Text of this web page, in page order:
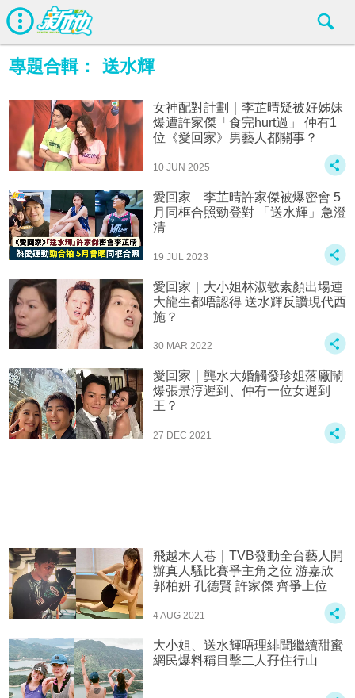
專題合輯： 送水輝
女神配對計劃｜李芷晴疑被好姊妹
爆遭許家傑「食完hurt過」 仲有1
位《愛回家》男藝人都關事？
10 JUN 2025
愛回家︱李芷晴許家傑被爆密會 5
月同框合照勁登對 「送水輝」急澄
清
19 JUL 2023
愛回家｜大小姐林淑敏素顏出場連
大龍生都唔認得 送水輝反讚現代西
施？
30 MAR 2022
愛回家｜龔水大婚觸發珍姐落廠鬧
爆張景淳遲到、仲有一位女遲到
王？
27 DEC 2021
飛越木人巷｜TVB發動全台藝人開
辦真人騷比賽爭主角之位 游嘉欣
郭柏妍 孔德賢 許家傑 齊爭上位
4 AUG 2021
大小姐、送水輝唔理緋聞繼續甜蜜
網民爆料稱目擊二人孖住行山